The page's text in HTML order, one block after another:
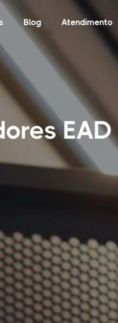
Blog Atendimento
EAD